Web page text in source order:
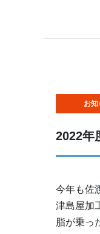
お知
2022年
今年も佐
津島屋加
脂が乗っ